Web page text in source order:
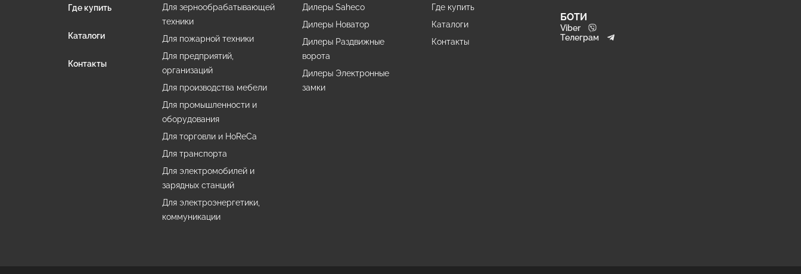
Где купить
Каталоги
Контакты
Для зернообрабатывающей
техники
Для пожарной техники
Для предприятий,
организаций
Для производства мебели
Для промышленности и
оборудования
Для торговли и HoReCa
Для транспорта
Для электромобилей и
зарядных станций
Для электроэнергетики,
коммуникации
Дилеры Saheco
Дилеры Новатор
Дилеры Раздвижные
ворота
Дилеры Электронные
замки
Где купить
Каталоги
Контакты
БОТИ
Viber
Телеграм